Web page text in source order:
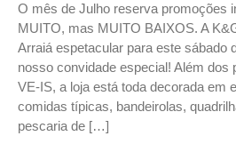
O mês de Julho reserva promoções
MUITO, mas MUITO BAIXOS. A
Arraiá espetacular para este sábado
nosso convidade especial! Além
VE-IS, a loja está toda decorada em
comidas típicas, bandeirolas,
pescaria de […]